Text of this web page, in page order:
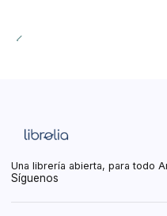
Una librería abierta, para todo
Síguenos